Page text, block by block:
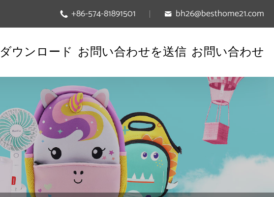
 +86-574-81891501  bh26@besthome21.com
ダウンロード お問い合わせを送信 お問い合わせ